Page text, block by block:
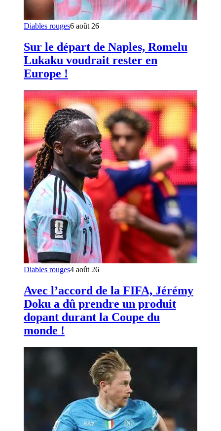
Diables rouges6 août 26
Sur le départ de Naples, Romelu
Lukaku voudrait rester en
Europe !
Diables rouges4 août 26
Avec l’accord de la FIFA, Jérémy
Doku a dû prendre un produit
dopant durant la Coupe du
monde !